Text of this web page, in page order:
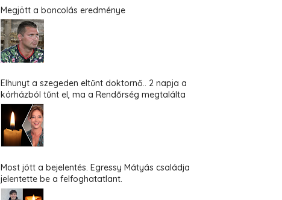
Megjött a boncolás eredménye
Elhunyt a szegeden eltűnt doktornő.. 2 napja a
kórházból tűnt el, ma a Rendőrség megtalálta
Most jött a bejelentés. Egressy Mátyás családja
jelentette be a felfoghatatlant.